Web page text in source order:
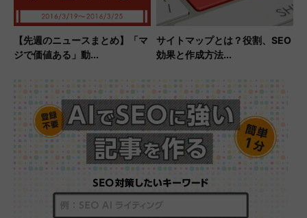
【先週のニュースまとめ】「マ
ジで価値ある」動...
サイトマップとは？役割、SEO
効果と作成方法...